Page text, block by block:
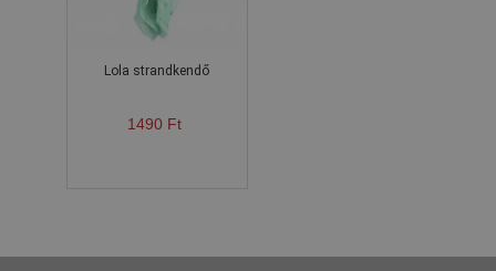
Lola strandkendő
1490 Ft